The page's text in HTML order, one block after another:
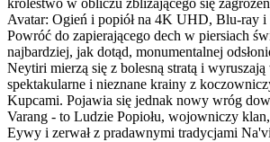
królestwo w obliczu zbliżającego się
Avatar: Ogień i popiół na 4K UHD, Blu-ray
Powróć do zapierającego dech w piersiach
najbardziej, jak dotąd, monumentalnej
Neytiri mierzą się z bolesną stratą i
spektakularne i nieznane krainy z
Kupcami. Pojawia się jednak nowy wróg
Varang - to Ludzie Popiołu, wojowniczy
Eywy i zerwał z pradawnymi tradycjami